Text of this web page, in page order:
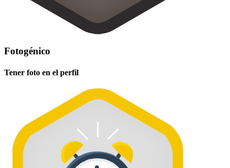
Fotogénico
Tener foto en el perfil